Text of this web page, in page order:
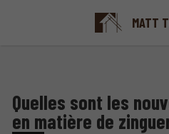
MATT
Quelles sont les
en matière de